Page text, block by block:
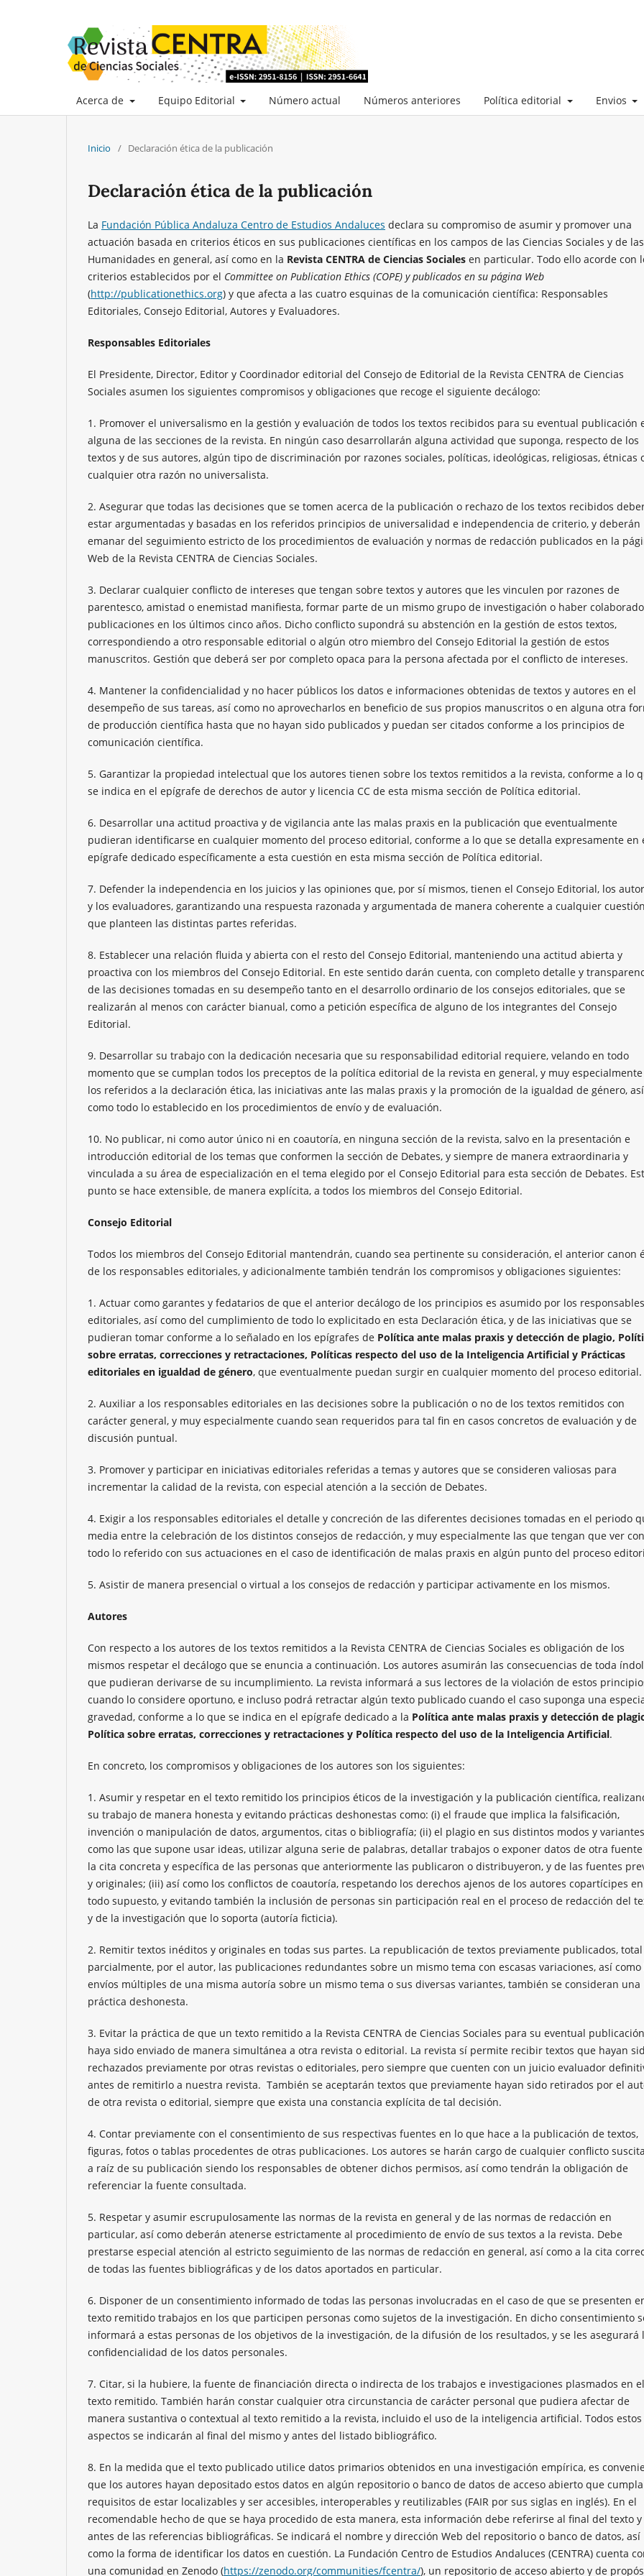
Acerca de Equipo Editorial Número actual Números anteriores Política editorial Envios
Inicio / Declaración ética de la publicación
Declaración ética de la publicación
La Fundación Pública Andaluza Centro de Estudios Andaluces declara su compromiso de asumir y promover una
actuación basada en criterios éticos en sus publicaciones científicas en los campos de las Ciencias Sociales y de las
Humanidades en general, así como en la Revista CENTRA de Ciencias Sociales en particular. Todo ello acorde con
criterios establecidos por el Committee on Publication Ethics (COPE) y publicados en su página Web
(http://publicationethics.org) y que afecta a las cuatro esquinas de la comunicación científica: Responsables
Editoriales, Consejo Editorial, Autores y Evaluadores.
Responsables Editoriales
El Presidente, Director, Editor y Coordinador editorial del Consejo de Editorial de la Revista CENTRA de Ciencias
Sociales asumen los siguientes compromisos y obligaciones que recoge el siguiente decálogo:
1. Promover el universalismo en la gestión y evaluación de todos los textos recibidos para su eventual publicación
alguna de las secciones de la revista. En ningún caso desarrollarán alguna actividad que suponga, respecto de los
textos y de sus autores, algún tipo de discriminación por razones sociales, políticas, ideológicas, religiosas, étnicas
cualquier otra razón no universalista.
2. Asegurar que todas las decisiones que se tomen acerca de la publicación o rechazo de los textos recibidos
estar argumentadas y basadas en los referidos principios de universalidad e independencia de criterio, y deberán
emanar del seguimiento estricto de los procedimientos de evaluación y normas de redacción publicados en la
Web de la Revista CENTRA de Ciencias Sociales.
3. Declarar cualquier conflicto de intereses que tengan sobre textos y autores que les vinculen por razones de
parentesco, amistad o enemistad manifiesta, formar parte de un mismo grupo de investigación o haber
publicaciones en los últimos cinco años. Dicho conflicto supondrá su abstención en la gestión de estos textos,
correspondiendo a otro responsable editorial o algún otro miembro del Consejo Editorial la gestión de estos
manuscritos. Gestión que deberá ser por completo opaca para la persona afectada por el conflicto de intereses.
4. Mantener la confidencialidad y no hacer públicos los datos e informaciones obtenidas de textos y autores en el
desempeño de sus tareas, así como no aprovecharlos en beneficio de sus propios manuscritos o en alguna otra
de producción científica hasta que no hayan sido publicados y puedan ser citados conforme a los principios de
comunicación científica.
5. Garantizar la propiedad intelectual que los autores tienen sobre los textos remitidos a la revista, conforme a lo
se indica en el epígrafe de derechos de autor y licencia CC de esta misma sección de Política editorial.
6. Desarrollar una actitud proactiva y de vigilancia ante las malas praxis en la publicación que eventualmente
pudieran identificarse en cualquier momento del proceso editorial, conforme a lo que se detalla expresamente en
epígrafe dedicado específicamente a esta cuestión en esta misma sección de Política editorial.
7. Defender la independencia en los juicios y las opiniones que, por sí mismos, tienen el Consejo Editorial, los
y los evaluadores, garantizando una respuesta razonada y argumentada de manera coherente a cualquier cuestión
que planteen las distintas partes referidas.
8. Establecer una relación fluida y abierta con el resto del Consejo Editorial, manteniendo una actitud abierta y
proactiva con los miembros del Consejo Editorial. En este sentido darán cuenta, con completo detalle y
de las decisiones tomadas en su desempeño tanto en el desarrollo ordinario de los consejos editoriales, que se
realizarán al menos con carácter bianual, como a petición específica de alguno de los integrantes del Consejo
Editorial.
9. Desarrollar su trabajo con la dedicación necesaria que su responsabilidad editorial requiere, velando en todo
momento que se cumplan todos los preceptos de la política editorial de la revista en general, y muy
los referidos a la declaración ética, las iniciativas ante las malas praxis y la promoción de la igualdad de género, así
como todo lo establecido en los procedimientos de envío y de evaluación.
10. No publicar, ni como autor único ni en coautoría, en ninguna sección de la revista, salvo en la presentación e
introducción editorial de los temas que conformen la sección de Debates, y siempre de manera extraordinaria y
vinculada a su área de especialización en el tema elegido por el Consejo Editorial para esta sección de Debates.
punto se hace extensible, de manera explícita, a todos los miembros del Consejo Editorial.
Consejo Editorial
Todos los miembros del Consejo Editorial mantendrán, cuando sea pertinente su consideración, el anterior canon
de los responsables editoriales, y adicionalmente también tendrán los compromisos y obligaciones siguientes:
1. Actuar como garantes y fedatarios de que el anterior decálogo de los principios es asumido por los responsables
editoriales, así como del cumplimiento de todo lo explicitado en esta Declaración ética, y de las iniciativas que se
pudieran tomar conforme a lo señalado en los epígrafes de Política ante malas praxis y detección de plagio,
sobre erratas, correcciones y retractaciones, Políticas respecto del uso de la Inteligencia Artificial y Prácticas
editoriales en igualdad de género, que eventualmente puedan surgir en cualquier momento del proceso editorial.
2. Auxiliar a los responsables editoriales en las decisiones sobre la publicación o no de los textos remitidos con
carácter general, y muy especialmente cuando sean requeridos para tal fin en casos concretos de evaluación y de
discusión puntual.
3. Promover y participar en iniciativas editoriales referidas a temas y autores que se consideren valiosas para
incrementar la calidad de la revista, con especial atención a la sección de Debates.
4. Exigir a los responsables editoriales el detalle y concreción de las diferentes decisiones tomadas en el periodo
media entre la celebración de los distintos consejos de redacción, y muy especialmente las que tengan que ver con
todo lo referido con sus actuaciones en el caso de identificación de malas praxis en algún punto del proceso
5. Asistir de manera presencial o virtual a los consejos de redacción y participar activamente en los mismos.
Autores
Con respecto a los autores de los textos remitidos a la Revista CENTRA de Ciencias Sociales es obligación de los
mismos respetar el decálogo que se enuncia a continuación. Los autores asumirán las consecuencias de toda
que pudieran derivarse de su incumplimiento. La revista informará a sus lectores de la violación de estos
cuando lo considere oportuno, e incluso podrá retractar algún texto publicado cuando el caso suponga una
gravedad, conforme a lo que se indica en el epígrafe dedicado a la Política ante malas praxis y detección de
Política sobre erratas, correcciones y retractaciones y Política respecto del uso de la Inteligencia Artificial.
En concreto, los compromisos y obligaciones de los autores son los siguientes:
1. Asumir y respetar en el texto remitido los principios éticos de la investigación y la publicación científica,
su trabajo de manera honesta y evitando prácticas deshonestas como: (i) el fraude que implica la falsificación,
invención o manipulación de datos, argumentos, citas o bibliografía; (ii) el plagio en sus distintos modos y variantes
como las que supone usar ideas, utilizar alguna serie de palabras, detallar trabajos o exponer datos de otra
la cita concreta y específica de las personas que anteriormente las publicaron o distribuyeron, y de las fuentes
y originales; (iii) así como los conflictos de coautoría, respetando los derechos ajenos de los autores copartícipes en
todo supuesto, y evitando también la inclusión de personas sin participación real en el proceso de redacción del
y de la investigación que lo soporta (autoría ficticia).
2. Remitir textos inéditos y originales en todas sus partes. La republicación de textos previamente publicados,
parcialmente, por el autor, las publicaciones redundantes sobre un mismo tema con escasas variaciones, así como
envíos múltiples de una misma autoría sobre un mismo tema o sus diversas variantes, también se consideran una
práctica deshonesta.
3. Evitar la práctica de que un texto remitido a la Revista CENTRA de Ciencias Sociales para su eventual publicación
haya sido enviado de manera simultánea a otra revista o editorial. La revista sí permite recibir textos que hayan
rechazados previamente por otras revistas o editoriales, pero siempre que cuenten con un juicio evaluador
antes de remitirlo a nuestra revista. También se aceptarán textos que previamente hayan sido retirados por el
de otra revista o editorial, siempre que exista una constancia explícita de tal decisión.
4. Contar previamente con el consentimiento de sus respectivas fuentes en lo que hace a la publicación de textos,
figuras, fotos o tablas procedentes de otras publicaciones. Los autores se harán cargo de cualquier conflicto
a raíz de su publicación siendo los responsables de obtener dichos permisos, así como tendrán la obligación de
referenciar la fuente consultada.
5. Respetar y asumir escrupulosamente las normas de la revista en general y de las normas de redacción en
particular, así como deberán atenerse estrictamente al procedimiento de envío de sus textos a la revista. Debe
prestarse especial atención al estricto seguimiento de las normas de redacción en general, así como a la cita
de todas las fuentes bibliográficas y de los datos aportados en particular.
6. Disponer de un consentimiento informado de todas las personas involucradas en el caso de que se presenten
texto remitido trabajos en los que participen personas como sujetos de la investigación. En dicho consentimiento
informará a estas personas de los objetivos de la investigación, de la difusión de los resultados, y se les asegurará
confidencialidad de los datos personales.
7. Citar, si la hubiere, la fuente de financiación directa o indirecta de los trabajos e investigaciones plasmados en el
texto remitido. También harán constar cualquier otra circunstancia de carácter personal que pudiera afectar de
manera sustantiva o contextual al texto remitido a la revista, incluido el uso de la inteligencia artificial. Todos estos
aspectos se indicarán al final del mismo y antes del listado bibliográfico.
8. En la medida que el texto publicado utilice datos primarios obtenidos en una investigación empírica, es
que los autores hayan depositado estos datos en algún repositorio o banco de datos de acceso abierto que
requisitos de estar localizables y ser accesibles, interoperables y reutilizables (FAIR por sus siglas en inglés). En el
recomendable hecho de que se haya procedido de esta manera, esta información debe referirse al final del texto y
antes de las referencias bibliográficas. Se indicará el nombre y dirección Web del repositorio o banco de datos, así
como la forma de identificar los datos en cuestión. La Fundación Centro de Estudios Andaluces (CENTRA) cuenta
una comunidad en Zenodo (https://zenodo.org/communities/fcentra/), un repositorio de acceso abierto y de